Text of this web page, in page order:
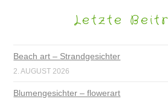
Letzte
Beach art – Strandgesichter
2. AUGUST 2026
Blumengesichter – flowerart